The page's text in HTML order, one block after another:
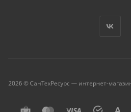
2026 © СанТехРесурс — интернет-